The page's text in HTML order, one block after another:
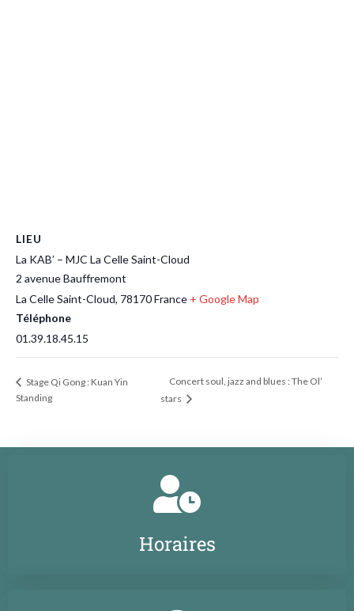
LIEU
La KAB’ – MJC La Celle Saint-Cloud
2 avenue Bauffremont
La Celle Saint-Cloud, 78170France + Google Map
Téléphone
01.39.18.45.15
Stage Qi Gong : Kuan Yin
Standing
Concert soul, jazz and blues : The Ol’
stars
Horaires